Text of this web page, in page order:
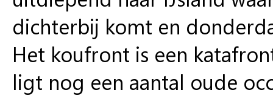
dichterbij komt en
Het koufront is een
ligt nog een aantal oude